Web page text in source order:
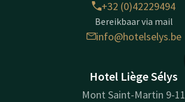
+32 (0)42229494
Bereikbaar via mail
info@hotelselys.be
Hotel Liège Sélys
Mont Saint-Martin 9-11